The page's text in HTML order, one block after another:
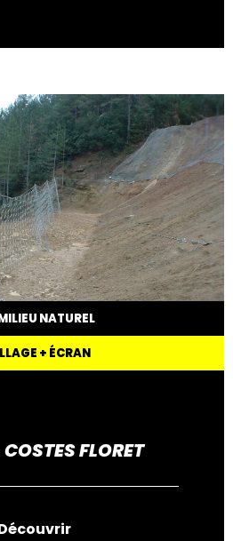
NATUREL
+ ÉCRAN
FLORET